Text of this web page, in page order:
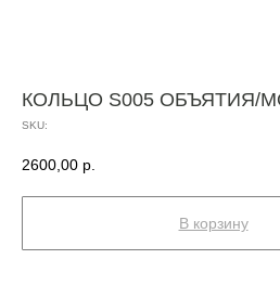
КОЛЬЦО S005 ОБЪЯТИЯ/
SKU:
2600,00 р.
В корзину